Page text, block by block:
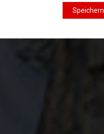
Speichern